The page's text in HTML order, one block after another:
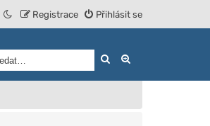
Přihlásit se
Registrace
Hledat